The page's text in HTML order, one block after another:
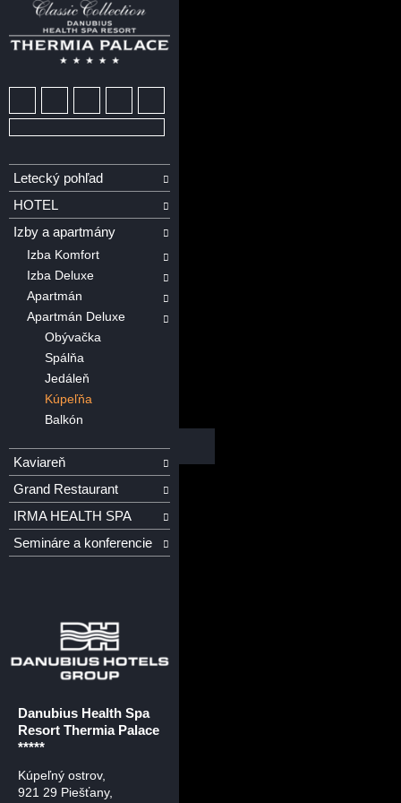
Letecký pohľad
HOTEL
Izby a apartmány
Izba Komfort
Izba Deluxe
Apartmán
Apartmán Deluxe
Obývačka
Spálňa
Jedáleň
Kúpeľňa
Balkón
Kaviareň
Grand Restaurant
IRMA HEALTH SPA
Semináre a konferencie
Danubius Health Spa
Resort Thermia Palace
*****
Kúpeľný ostrov,
921 29 Piešťany,